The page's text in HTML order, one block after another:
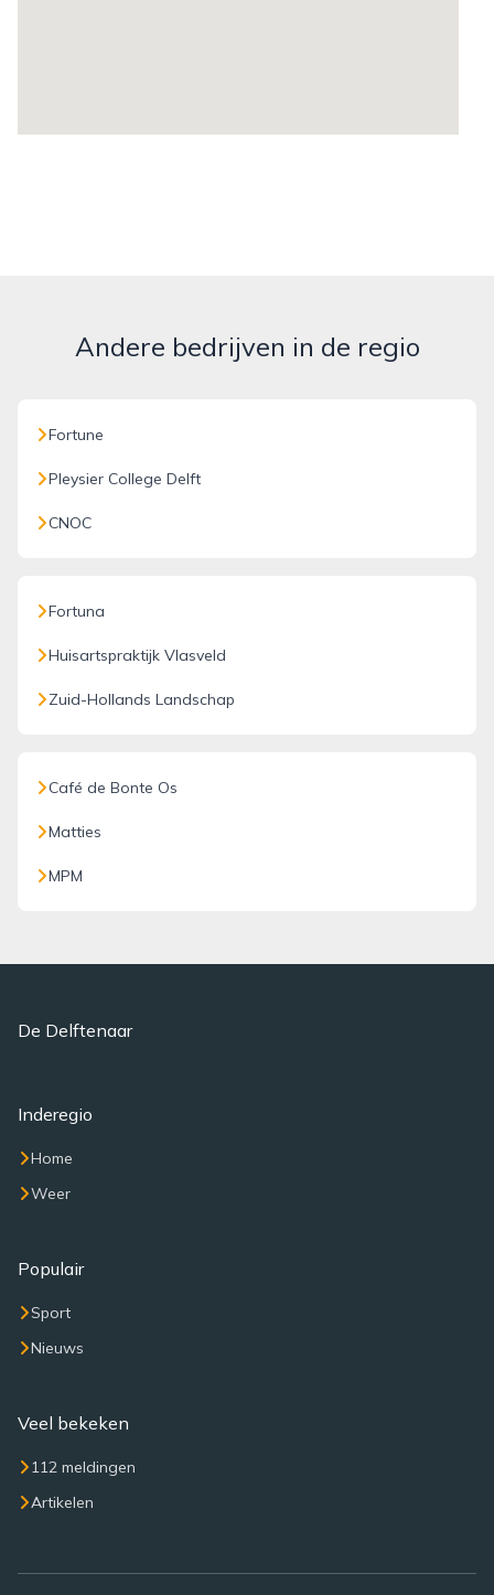
Andere bedrijven in de regio
Fortune
Pleysier College Delft
CNOC
Fortuna
Huisartspraktijk Vlasveld
Zuid-Hollands Landschap
Café de Bonte Os
Matties
MPM
De Delftenaar
Inderegio
Home
Weer
Populair
Sport
Nieuws
Veel bekeken
112 meldingen
Artikelen